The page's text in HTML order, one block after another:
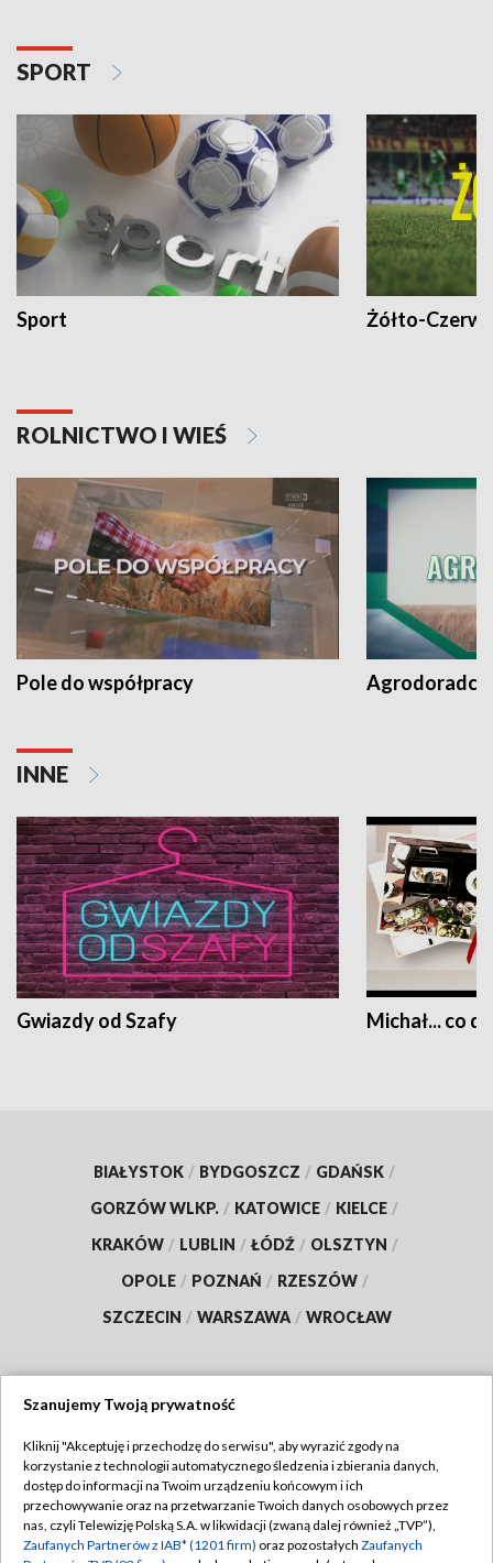
SPORT
Sport Żółto-
ROLNICTWO I WIEŚ
Pole do współpracy Agrodoradcy
INNE
Gwiazdy od Szafy Michał... co
BIAŁYSTOK / BYDGOSZCZ / GDAŃSK /
GORZÓW WLKP. / KATOWICE / KIELCE /
KRAKÓW / LUBLIN / ŁÓDŹ / OLSZTYN /
OPOLE / POZNAŃ / RZESZÓW /
SZCZECIN / WARSZAWA / WROCŁAW
TVP
Abonament TVP
Emisja w TVP
Regulamin TVP
Polityka prywatności
Szanujemy Twoją prywatność
Kliknij "Akceptuję i przechodzę do serwisu", aby wyrazić zgody na
korzystanie z technologii automatycznego śledzenia i zbierania danych,
dostęp do informacji na Twoim urządzeniu końcowym i ich
przechowywanie oraz na przetwarzanie Twoich danych osobowych przez
nas, czyli Telewizję Polską S.A. w likwidacji (zwaną dalej również „TVP”),
Zaufanych Partnerów z IAB* (1201 firm) oraz pozostałych Zaufanych